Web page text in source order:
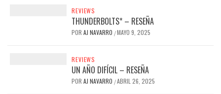
REVIEWS
THUNDERBOLTS* – RESEÑA
POR AJ NAVARRO /MAYO 9, 2025
REVIEWS
UN AÑO DIFÍCIL – RESEÑA
POR AJ NAVARRO /ABRIL 26, 2025